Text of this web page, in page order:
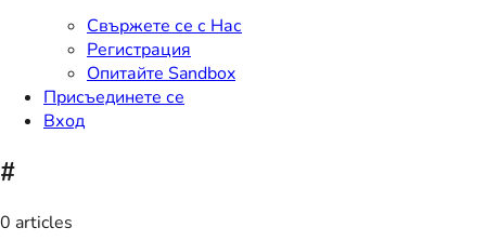
Свържете се с Нас
Регистрация
Опитайте Sandbox
Присъединете се
Вход
#
0 articles